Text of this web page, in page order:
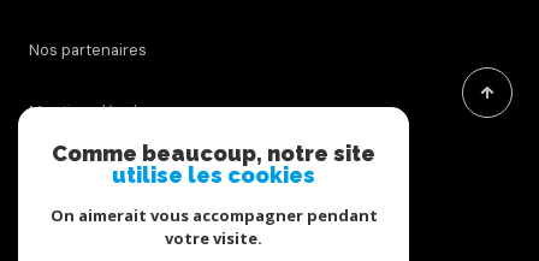
Nos partenaires
Mentions légales
Comme beaucoup, notre site
utilise les cookies
On aimerait vous accompagner pendant
votre visite.